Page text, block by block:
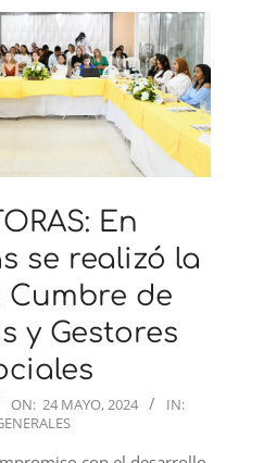
En
se realizó la
Cumbre de
y Gestores
ON: 24 MAYO, 2024
IN: